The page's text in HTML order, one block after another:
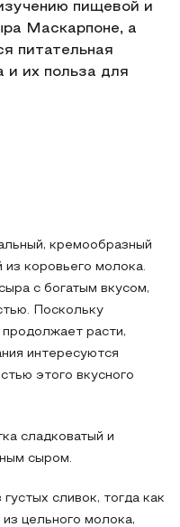
пищевой и
Маскарпоне, а
питательная
и их польза для
кремообразный
из коровьего молока.
с богатым вкусом,
Поскольку
расти,
интересуются
этого вкусного
сладковатый и
сыром.
сливок, тогда как
цельного молока,